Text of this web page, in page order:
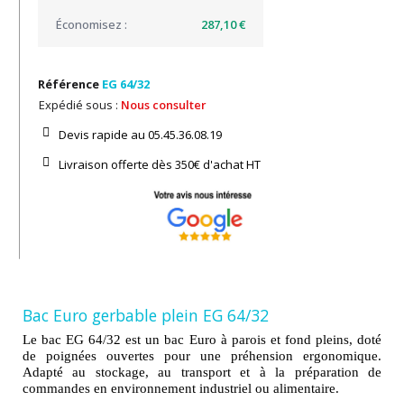
287,10 €
Référence EG 64/32
Expédié sous : Nous consulter
Devis rapide au 05.45.36.08.19​
Livraison offerte dès 350€ d'achat​ HT
Bac Euro gerbable plein EG 64/32
Le bac EG 64/32 est un bac Euro à parois et fond pleins, doté
de poignées ouvertes pour une préhension ergonomique.
Adapté au stockage, au transport et à la préparation de
commandes en environnement industriel ou alimentaire.